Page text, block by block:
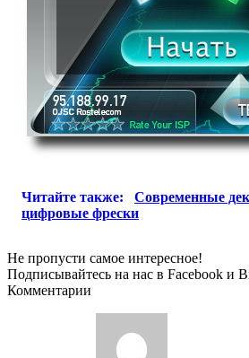
Читайте также:
Современные
цифровые фрески
Не пропусти самое интересное!
Подписывайтесь на нас в Facebook и
Комментарии